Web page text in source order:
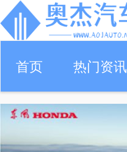
首页 热门资讯